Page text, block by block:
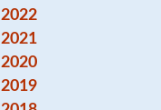
2022
2021
2020
2019